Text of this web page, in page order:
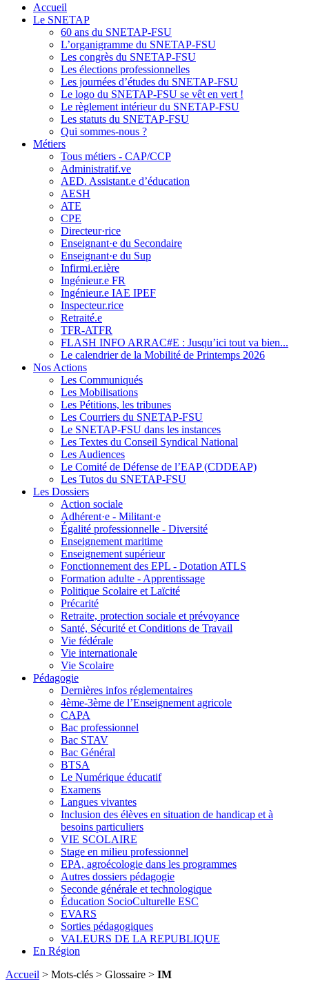
Accueil
Le SNETAP
60 ans du SNETAP-FSU
L’organigramme du SNETAP-FSU
Les congrès du SNETAP-FSU
Les élections professionnelles
Les journées d’études du SNETAP-FSU
Le logo du SNETAP-FSU se vêt en vert !
Le règlement intérieur du SNETAP-FSU
Les statuts du SNETAP-FSU
Qui sommes-nous ?
Métiers
Tous métiers - CAP/CCP
Administratif.ve
AED. Assistant.e d’éducation
AESH
ATE
CPE
Directeur·rice
Enseignant·e du Secondaire
Enseignant·e du Sup
Infirmi.er.ière
Ingénieur.e FR
Ingénieur.e IAE IPEF
Inspecteur.rice
Retraité.e
TFR-ATFR
FLASH INFO ARRAC#E : Jusqu’ici tout va bien...
Le calendrier de la Mobilité de Printemps 2026
Nos Actions
Les Communiqués
Les Mobilisations
Les Pétitions, les tribunes
Les Courriers du SNETAP-FSU
Le SNETAP-FSU dans les instances
Les Textes du Conseil Syndical National
Les Audiences
Le Comité de Défense de l’EAP (CDDEAP)
Les Tutos du SNETAP-FSU
Les Dossiers
Action sociale
Adhérent·e - Militant·e
Égalité professionnelle - Diversité
Enseignement maritime
Enseignement supérieur
Fonctionnement des EPL - Dotation ATLS
Formation adulte - Apprentissage
Politique Scolaire et Laïcité
Précarité
Retraite, protection sociale et prévoyance
Santé, Sécurité et Conditions de Travail
Vie fédérale
Vie internationale
Vie Scolaire
Pédagogie
Dernières infos réglementaires
4ème-3ème de l’Enseignement agricole
CAPA
Bac professionnel
Bac STAV
Bac Général
BTSA
Le Numérique éducatif
Examens
Langues vivantes
Inclusion des élèves en situation de handicap et à
besoins particuliers
VIE SCOLAIRE
Stage en milieu professionnel
EPA, agroécologie dans les programmes
Autres dossiers pédagogie
Seconde générale et technologique
Éducation SocioCulturelle ESC
EVARS
Sorties pédagogiques
VALEURS DE LA REPUBLIQUE
En Région
Accueil > Mots-clés > Glossaire > IM